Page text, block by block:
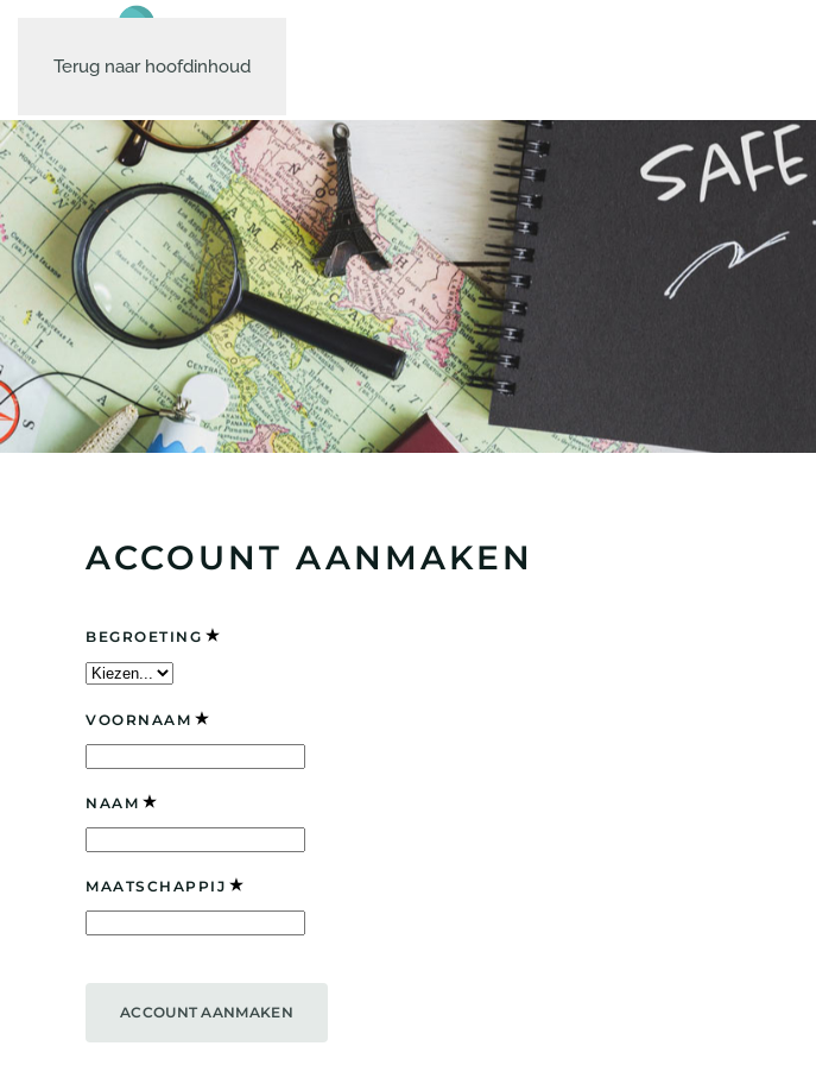
Terug naar hoofdinhoud
ACCOUNT AANMAKEN
BEGROETING
VOORNAAM
NAAM
MAATSCHAPPIJ
ACCOUNT AANMAKEN